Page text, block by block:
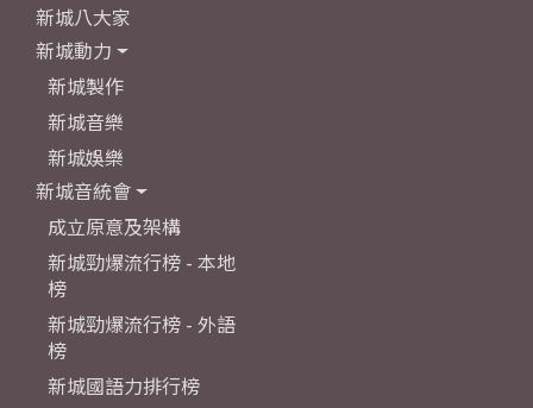
新城八大家
新城動力
新城製作
新城音樂
新城娛樂
新城音統會
成立原意及架構
新城勁爆流行榜 - 本地
榜
新城勁爆流行榜 - 外語
榜
新城國語力排行榜